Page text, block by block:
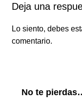
Deja una
Lo siento, debes
comentario.
No te